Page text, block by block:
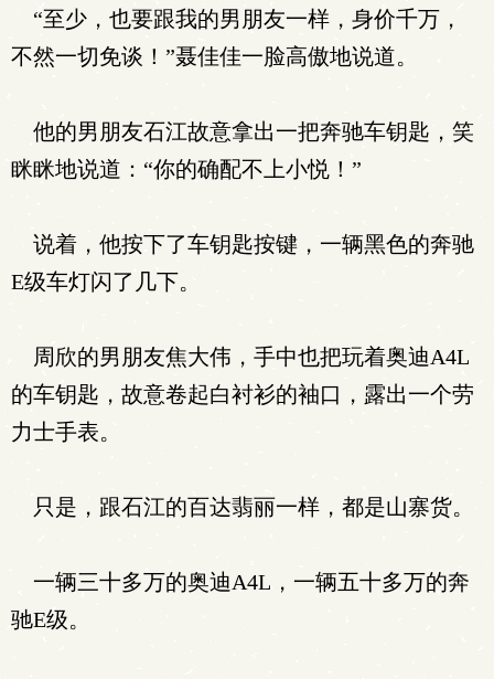
“至少，也要跟我的男朋友一样，身价千万，
不然一切免谈！”聂佳佳一脸高傲地说道。
他的男朋友石江故意拿出一把奔驰车钥匙，笑
眯眯地说道：“你的确配不上小悦！”
说着，他按下了车钥匙按键，一辆黑色的奔驰
E级车灯闪了几下。
周欣的男朋友焦大伟，手中也把玩着奥迪A4L
的车钥匙，故意卷起白衬衫的袖口，露出一个劳
力士手表。
只是，跟石江的百达翡丽一样，都是山寨货。
一辆三十多万的奥迪A4L，一辆五十多万的奔
驰E级。